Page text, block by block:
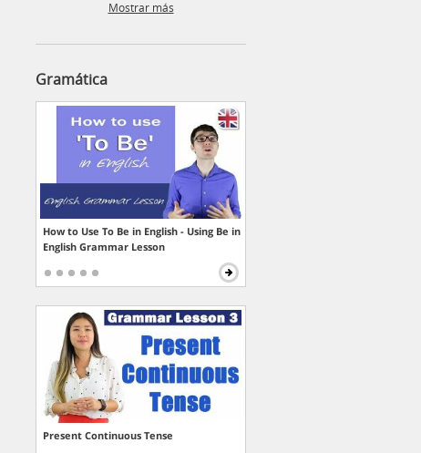
Mostrar más
Gramática
How to Use To Be in English - Using Be in
English Grammar Lesson
Present Continuous Tense